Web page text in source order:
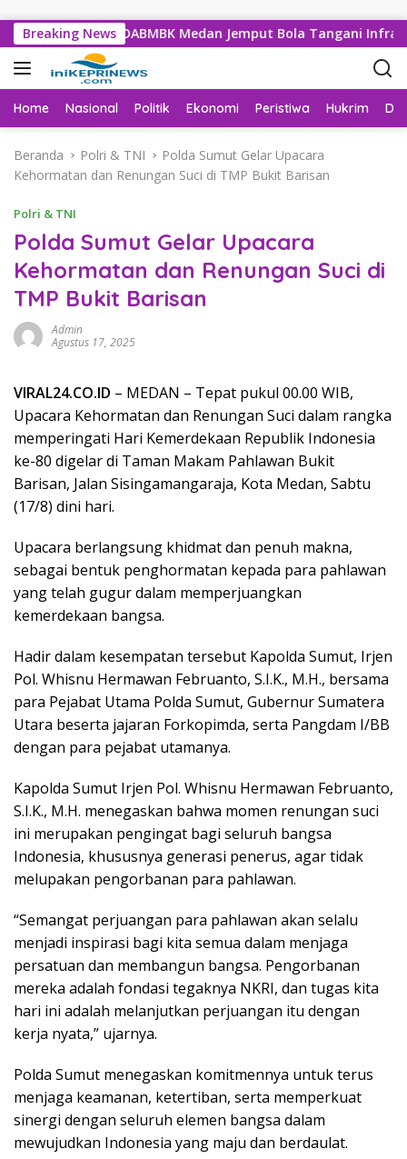
Breaking News
Dinas SDABMBK Medan Jemput Bola Tangani
Home Nasional Politik Ekonomi Peristiwa Hukrim
Beranda Polri & TNI
Polda Sumut Gelar Upacara
Kehormatan dan Renungan Suci di TMP Bukit Barisan
Polri & TNI
Polda Sumut Gelar Upacara
Kehormatan dan Renungan Suci di
TMP Bukit Barisan
Admin
Agustus 17, 2025
VIRAL24.CO.ID – MEDAN – Tepat pukul 00.00 WIB,
Upacara Kehormatan dan Renungan Suci dalam rangka
memperingati Hari Kemerdekaan Republik Indonesia
ke-80 digelar di Taman Makam Pahlawan Bukit
Barisan, Jalan Sisingamangaraja, Kota Medan, Sabtu
(17/8) dini hari.
Upacara berlangsung khidmat dan penuh makna,
sebagai bentuk penghormatan kepada para pahlawan
yang telah gugur dalam memperjuangkan
kemerdekaan bangsa.
Hadir dalam kesempatan tersebut Kapolda Sumut, Irjen
Pol. Whisnu Hermawan Februanto, S.I.K., M.H., bersama
para Pejabat Utama Polda Sumut, Gubernur Sumatera
Utara beserta jajaran Forkopimda, serta Pangdam I/BB
dengan para pejabat utamanya.
Kapolda Sumut Irjen Pol. Whisnu Hermawan Februanto,
S.I.K., M.H. menegaskan bahwa momen renungan suci
ini merupakan pengingat bagi seluruh bangsa
Indonesia, khususnya generasi penerus, agar tidak
melupakan pengorbanan para pahlawan.
“Semangat perjuangan para pahlawan akan selalu
menjadi inspirasi bagi kita semua dalam menjaga
persatuan dan membangun bangsa. Pengorbanan
mereka adalah fondasi tegaknya NKRI, dan tugas kita
hari ini adalah melanjutkan perjuangan itu dengan
kerja nyata,” ujarnya.
Polda Sumut menegaskan komitmennya untuk terus
menjaga keamanan, ketertiban, serta memperkuat
sinergi dengan seluruh elemen bangsa dalam
mewujudkan Indonesia yang maju dan berdaulat.